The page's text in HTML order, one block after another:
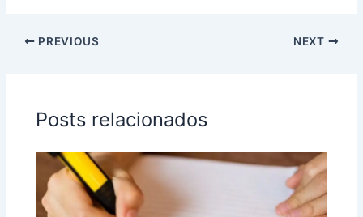
PREVIOUS NEXT
Posts relacionados